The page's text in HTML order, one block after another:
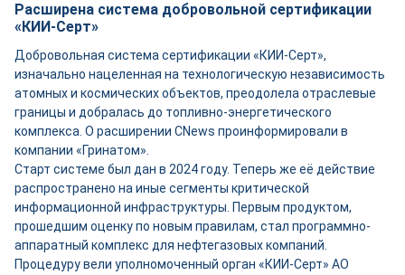
Расширена система добровольной сертификации
«КИИ-Серт»
Добровольная система сертификации «КИИ-Серт»,
изначально нацеленная на технологическую независимость
атомных и космических объектов, преодолела отраслевые
границы и добралась до топливно-энергетического
комплекса. О расширении CNews проинформировали в
компании «Гринатом».
Старт системе был дан в 2024 году. Теперь же её действие
распространено на иные сегменты критической
информационной инфраструктуры. Первым продуктом,
прошедшим оценку по новым правилам, стал программно-
аппаратный комплекс для нефтегазовых компаний.
Процедуру вели уполномоченный орган «КИИ-Серт» АО